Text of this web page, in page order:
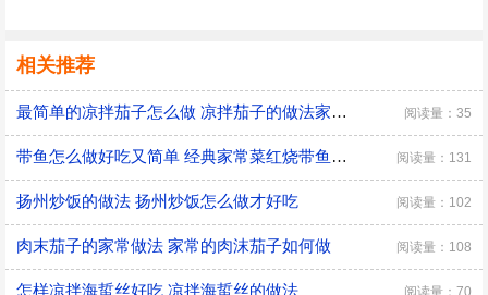
相关推荐
最简单的凉拌茄子怎么做 凉拌茄子的做法家常窍门 阅读量：35
带鱼怎么做好吃又简单 经典家常菜红烧带鱼的做法 阅读量：131
扬州炒饭的做法 扬州炒饭怎么做才好吃 阅读量：102
肉末茄子的家常做法 家常的肉沫茄子如何做 阅读量：108
怎样凉拌海蜇丝好吃 凉拌海蜇丝的做法 阅读量：70